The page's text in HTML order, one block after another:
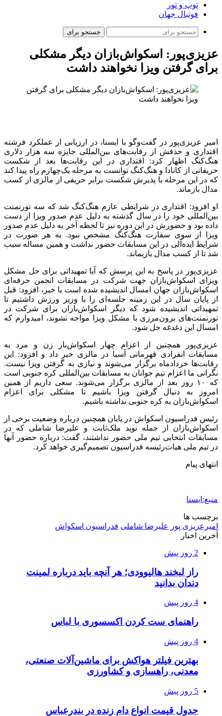
توپ و تور
فوتبال جهان
جستجو برای
عزیزی‌پور: اسکواش‌بازان دیگر مشکلی
برای گرفتن ویزا نخواهند داشت
امیر عزیزی‌پور در گفت‌وگو با ایسنا، در ارزیابی از عملکرد فرشته
اقتداری و حذفش از رقابت‌های بین‌المللی جایزه سه هزار دلاری
هنگ‌کنگ اظهار کرد: اقتداری در این رقابت‌ها بعد از شکست
حریفانی از کانادا و هنگ‌کنگ توانست به مرحله یک‌چهارم راه پیدا کند
که در این مرحله با پذیرش شکست برابر حریفی از مالزی از کسب
مدال بازماند.
او افزود: اقتداری در شرایطی عازم هنگ‌کنگ شد که سه تورنمنت
بین‌المللی خود را در سال گذشته به دلیل عدم صدور ویزا از دست
داده بود و حضورش در این دوره نیز تا لحظه آخر به دلیل عدم صدور
ویزا از سوی سفارت هنگ‌کنگ مشخص نبود. به هر صورت در
شرایط ایده‌آلی در این مسابقات حضور نداشت و همین مساله سبب
شد تا از کسب مدال بازبماند.
عزیزی‌پور در پاسخ به این پرسش که آیا تمهیداتی برای حل مشکل
ویزای اسکواش‌بازان جهت شرکت در مسابقات انجمن حرفه‌ای
اسکواش‌بازان جهان امسال اندیشیده شده است یا خیر، افزود: قبل
از پایان سال در این زمینه جلسه‌ای را با وزیر ورزش داشتیم تا
تمهیداتی اندیشیده شود که دیگر اسکواش‌بازان برای شرکت در
تورنمنت‌های برون‌مرزی با مشکل ویزا مواجه نشوند، امیدوارم که
امسال این دغدغه حل شود.
عزیزی‌پور همچنین از اعزام چهار اسکواش‌باز زن و مرد به
مسابقات انفرادی قهرمانی آسیا در مالزی خبر داد و افزود: این
رقابت‌ها خردادماه برگزار می‌شوند و نیازی به گرفتن ویزا نیست.
نگرانی ما اعزام تیم جوانان به مسابقات بین‌المللی کره جنوبی است
که ۱۰ روز بعد از مالزی برگزار می‌شوند. سعی داریم از همین
امروز به دنبال گرفتن ویزا باشیم تا مشکلی برای اعزام
اسکواش‌بازان به کره جنوبی نداشته باشیم.
رئیس فدراسیون اسکواش در پایان همچنین درباره وضعیت برخی از
اسکواش‌بازان از جمله نوید ملک‌ثابت و علیرضا شاملی که در
مسابقات انتخابی تیم ملی حضور نداشتند، گفت: درباره حضور آنها
در تیم ملی هیات‌رئیسه فدراسیون تصمیم‌گیری خواهد کرد.
انتهای پیام
منبع:ایسنا
برچسب ها
امیرعزیزی پور
علیرضا شاملی فدراسیون اسکواش
آخرین اخبار
2 روز پیش
راز لبخند هالیوودی؛ هر آنچه باید درباره لمینت
دندان بدانید
4 روز پیش
راهنمای ست کردن اکسسوری با لباس
4 روز پیش
بهترین فیلتر هواکش برای ماشین‌آلات صنعتی،
معدنی، راهسازی و کشاورزی
5 روز پیش
جدول قیمت انواع دام زنده در بندرعباس